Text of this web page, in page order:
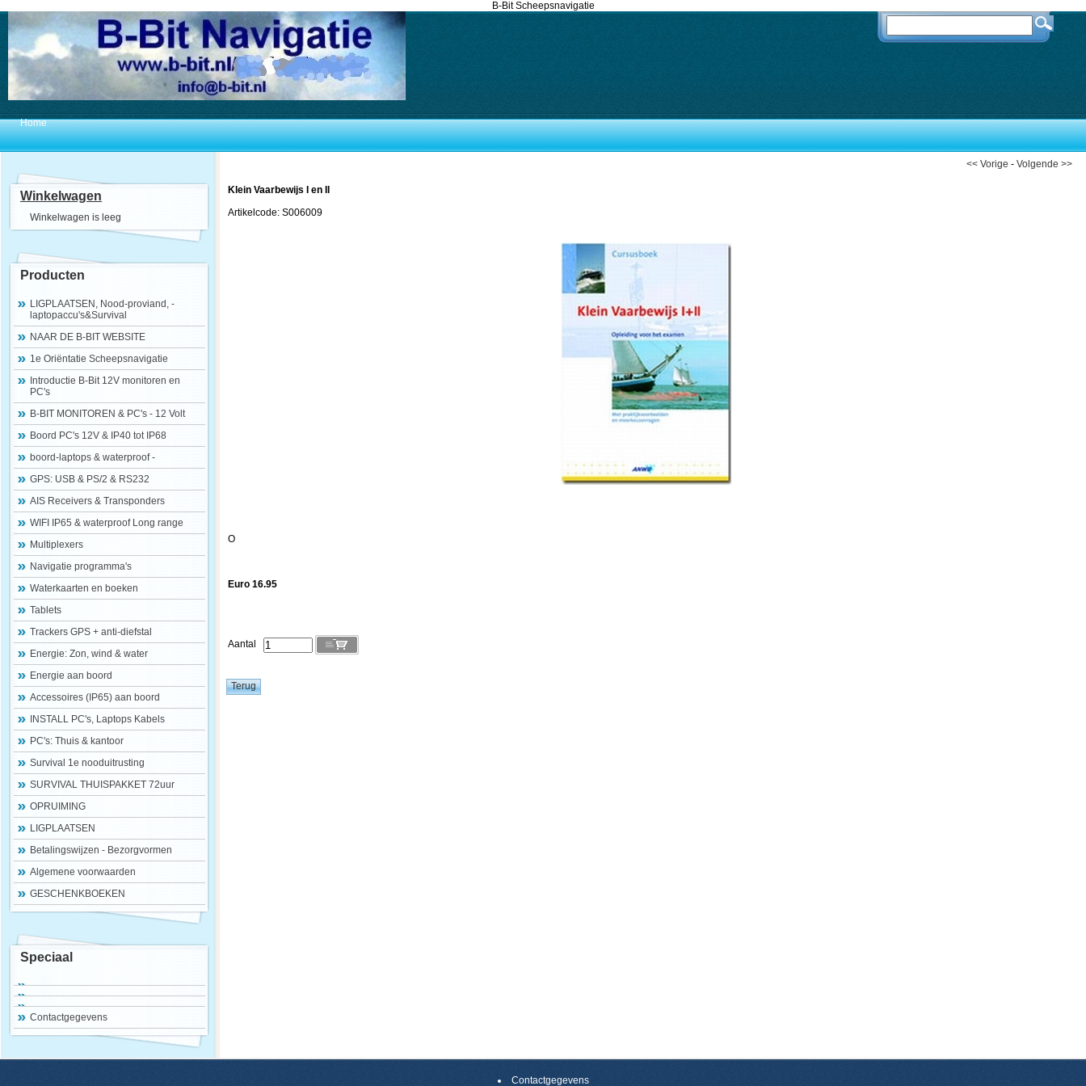
B-Bit Scheepsnavigatie
Home
Winkelwagen
Winkelwagen is leeg
Producten
LIGPLAATSEN, Nood-proviand, -
laptopaccu's&Survival
NAAR DE B-BIT WEBSITE
1e Oriëntatie Scheepsnavigatie
Introductie B-Bit 12V monitoren en
PC's
B-BIT MONITOREN & PC's - 12 Volt
Boord PC's 12V & IP40 tot IP68
boord-laptops & waterproof -
GPS: USB & PS/2 & RS232
AIS Receivers & Transponders
WIFI IP65 & waterproof Long range
Multiplexers
Navigatie programma's
Waterkaarten en boeken
Tablets
Trackers GPS + anti-diefstal
Energie: Zon, wind & water
Energie aan boord
Accessoires (IP65) aan boord
INSTALL PC's, Laptops Kabels
PC's: Thuis & kantoor
Survival 1e nooduitrusting
SURVIVAL THUISPAKKET 72uur
OPRUIMING
LIGPLAATSEN
Betalingswijzen - Bezorgvormen
Algemene voorwaarden
GESCHENKBOEKEN
Speciaal
Contactgegevens
<< Vorige - Volgende >>
Klein Vaarbewijs I en II
Artikelcode: S006009
O
Euro 16.95
Aantal
Contactgegevens